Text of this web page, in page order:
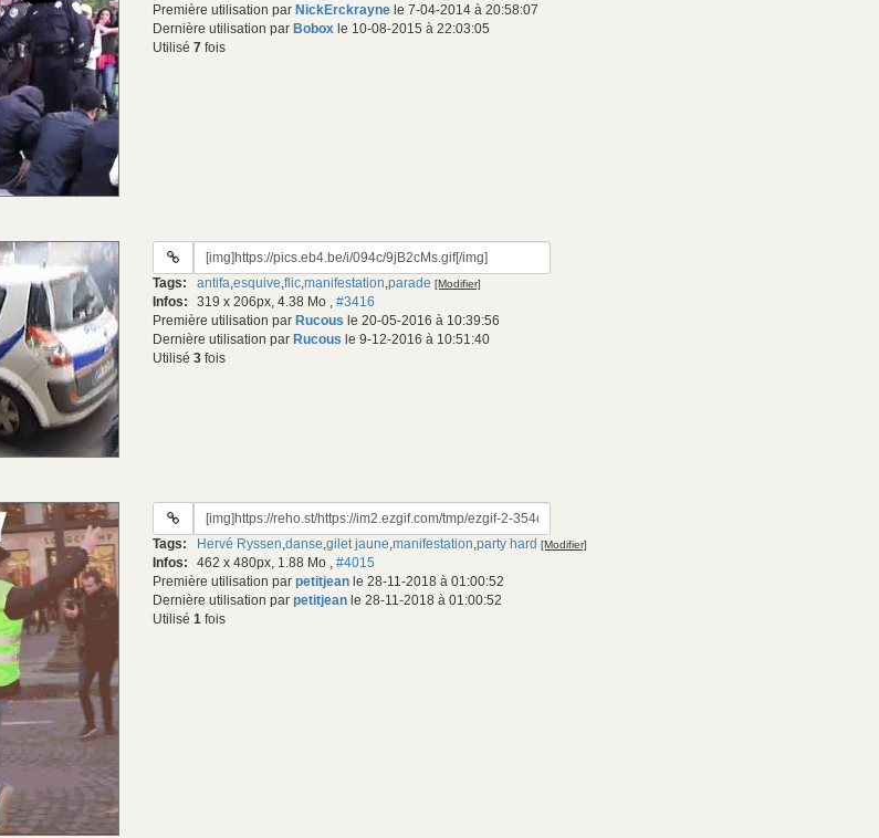
Première utilisation par NickErckrayne le 7-04-2014 à 20:58:07
Dernière utilisation par Bobox le 10-08-2015 à 22:03:05
Utilisé 7 fois
URL
gif:
Tags: antifa,esquive,flic,manifestation,parade [Modifier]
Infos: 319 x 206px, 4.38 Mo , #3416
Première utilisation par Rucous le 20-05-2016 à 10:39:56
Dernière utilisation par Rucous le 9-12-2016 à 10:51:40
Utilisé 3 fois
URL
gif:
Tags: Hervé Ryssen,danse,gilet jaune,manifestation,party hard [Modifier]
Infos: 462 x 480px, 1.88 Mo , #4015
Première utilisation par petitjean le 28-11-2018 à 01:00:52
Dernière utilisation par petitjean le 28-11-2018 à 01:00:52
Utilisé 1 fois